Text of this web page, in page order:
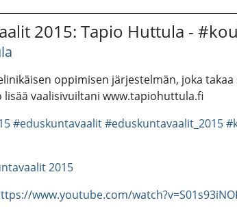
2015: Tapio Huttula -
oppimisen järjestelmän, joka
lisää vaalisivuiltani www.tapiohuttula.fi
#eduskuntavaalit#eduskuntavaalit_2015
2015
www.youtube.com/